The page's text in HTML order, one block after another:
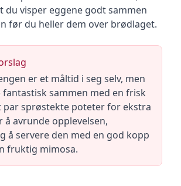
du visper eggene godt sammen
før du heller dem over brødlaget.
er et måltid i seg selv, men
sammen med en frisk
par sprøstekte poteter for ekstra
å avrunde opplevelsen,
å servere den med en god kopp
fruktig mimosa.